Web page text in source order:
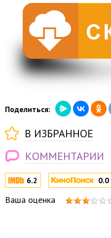
6.2 0.0
Ваша оценка
Поделиться:
В ИЗБРАННОЕ
КОММЕНТАРИИ